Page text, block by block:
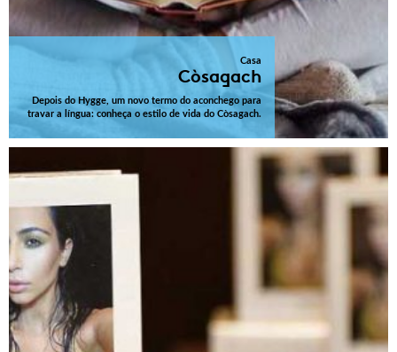
Casa
Còsagach
Depois do Hygge, um novo termo do aconchego para
travar a língua: conheça o estilo de vida do Còsagach.